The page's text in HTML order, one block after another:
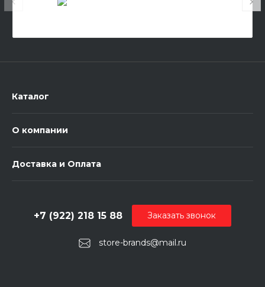
Каталог
О компании
Доставка и Оплата
store-brands@mail.ru
+7 (922) 218 15 88 Заказать звонок